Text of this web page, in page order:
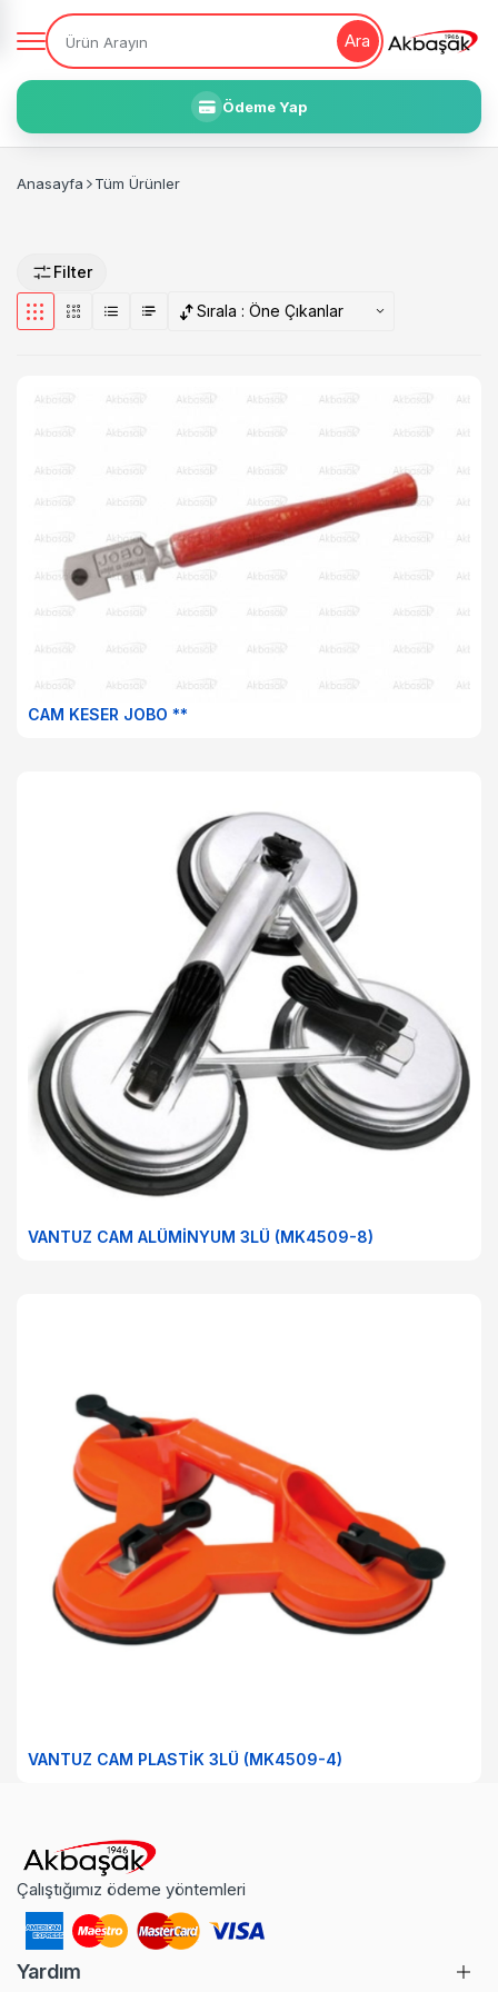
Ara
Ödeme Yap
Anasayfa Tüm Ürünler
Filter
Sırala : Öne Çıkanlar
CAM KESER JOBO **
VANTUZ CAM ALÜMİNYUM 3LÜ (MK4509-8)
VANTUZ CAM PLASTİK 3LÜ (MK4509-4)
Çalıştığımız ödeme yöntemleri
Yardım